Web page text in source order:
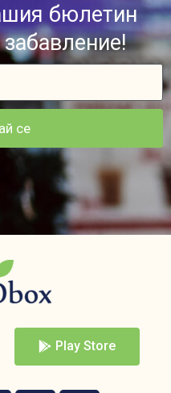
бюлетин
се
Play Store